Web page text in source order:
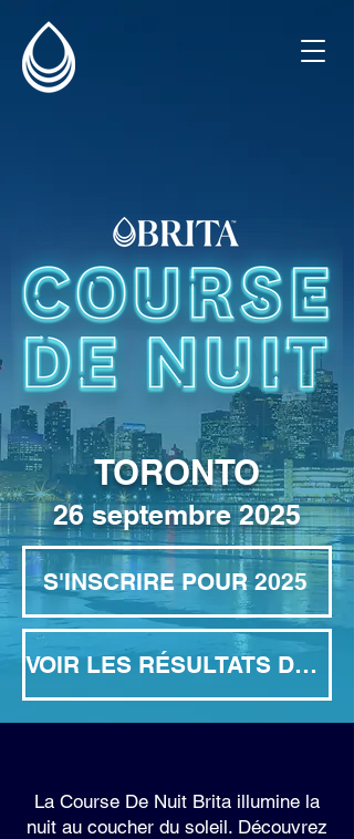
TORONTO
26 septembre 2025
S'INSCRIRE POUR 2025
VOIR LES RÉSULTATS DE 2024
La Course De Nuit Brita illumine la
nuit au coucher du soleil. Découvrez